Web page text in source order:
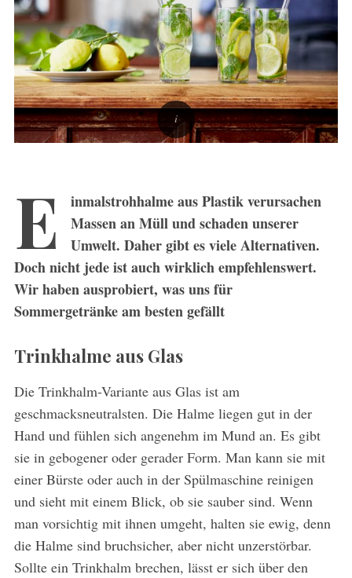
E
inmalstrohhalme aus Plastik verursachen
Massen an Müll und schaden unserer
Umwelt. Daher gibt es viele Alternativen.
Doch nicht jede ist auch wirklich empfehlenswert.
Wir haben ausprobiert, was uns für
Sommergetränke am besten gefällt
Trinkhalme aus Glas
Die Trinkhalm-Variante aus Glas ist am
geschmacksneutralsten. Die Halme liegen gut in der
Hand und fühlen sich angenehm im Mund an. Es gibt
sie in gebogener oder gerader Form. Man kann sie mit
einer Bürste oder auch in der Spülmaschine reinigen
und sieht mit einem Blick, ob sie sauber sind. Wenn
man vorsichtig mit ihnen umgeht, halten sie ewig, denn
die Halme sind bruchsicher, aber nicht unzerstörbar.
Sollte ein Trinkhalm brechen, lässt er sich über den